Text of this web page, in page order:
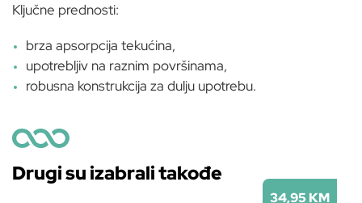
Ključne prednosti:
brza apsorpcija tekućina,
upotrebljiv na raznim površinama,
robusna konstrukcija za dulju upotrebu.
Drugi su izabrali takođe
34,95 KM